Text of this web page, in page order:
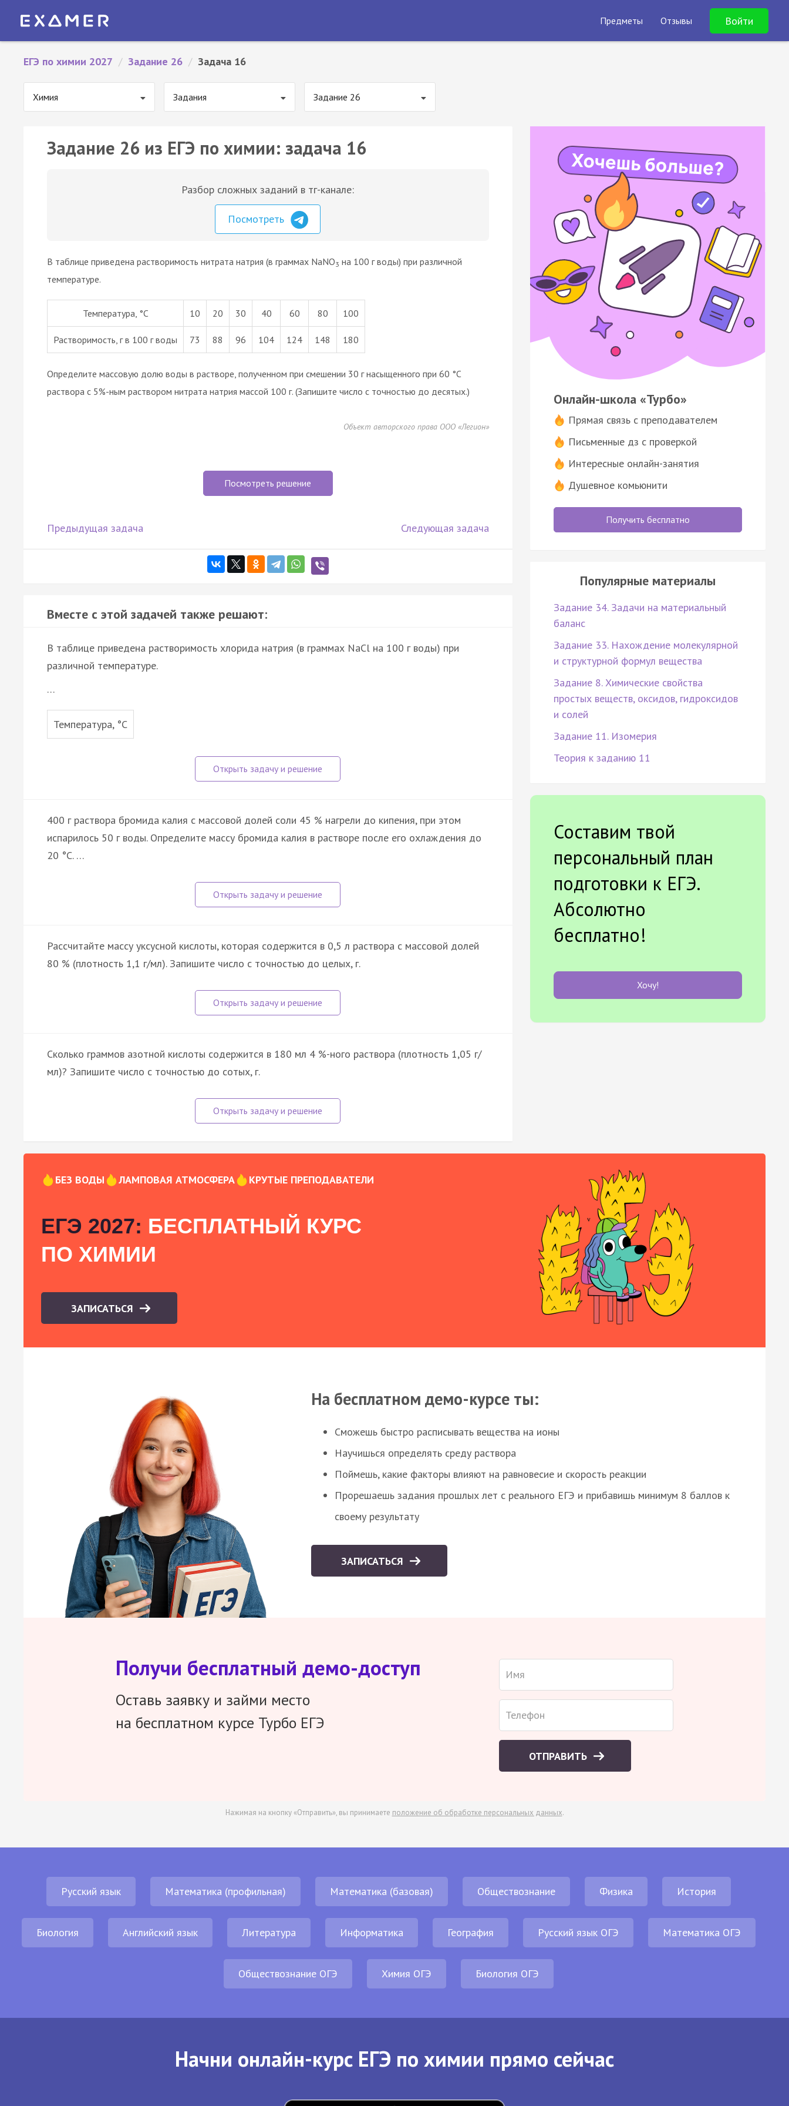
Предметы Отзывы Войти
ЕГЭ по химии 2027 / Задание 26 / Задача 16
Химия Задания Задание 26
Задание 26 из ЕГЭ по химии: задача 16
Разбор сложных заданий в тг-канале:
Посмотреть
В таблице приведена растворимость нитрата натрия (в граммах NaNO3 на 100 г воды) при различной
температуре.
Температура, °С 10 20 30 40 60 80 100
Растворимость, г в 100 г воды 73 88 96 104 124 148 180
Определите массовую долю воды в растворе, полученном при смешении 30 г насыщенного при 60 °C
раствора с 5%-ным раствором нитрата натрия массой 100 г. (Запишите число с точностью до десятых.)
Объект авторского права ООО «Легион»
Посмотреть решение
Предыдущая задача Следующая задача
Вместе с этой задачей также решают:
В таблице приведена растворимость хлорида натрия (в граммах NaCl на 100 г воды) при
различной температуре.
…
Температура, °С
400 г раствора бромида калия с массовой долей соли 45 % нагрели до кипения, при этом
испарилось 50 г воды. Определите массу бромида калия в растворе после его охлаждения до
20 °C. …
Рассчитайте массу уксусной кислоты, которая содержится в 0,5 л раствора с массовой долей
80 % (плотность 1,1 г/мл). Запишите число с точностью до целых, г.
Сколько граммов азотной кислоты содержится в 180 мл 4 %-ного раствора (плотность 1,05 г/
мл)? Запишите число с точностью до сотых, г.
Онлайн-школа «Турбо»
Прямая связь с преподавателем
Письменные дз с проверкой
Интересные онлайн-занятия
Душевное комьюнити
Получить бесплатно
Популярные материалы
Задание 34. Задачи на материальный
баланс
Задание 33. Нахождение молекулярной
и структурной формул вещества
Задание 8. Химические свойства
простых веществ, оксидов, гидроксидов
и солей
Задание 11. Изомерия
Теория к заданию 11
Составим твой
персональный план
подготовки к ЕГЭ.
Абсолютно
бесплатно!
Хочу!
БЕЗ ВОДЫ ЛАМПОВАЯ АТМОСФЕРА КРУТЫЕ ПРЕПОДАВАТЕЛИ
ЕГЭ 2027: БЕСПЛАТНЫЙ КУРС
ПО ХИМИИ
ЗАПИСАТЬСЯ
На бесплатном демо-курсе ты:
Сможешь быстро расписывать вещества на ионы
Научишься определять среду раствора
Поймешь, какие факторы влияют на равновесие и скорость реакции
Прорешаешь задания прошлых лет с реального ЕГЭ и прибавишь минимум 8 баллов к
своему результату
ЗАПИСАТЬСЯ
Получи бесплатный демо-доступ
Оставь заявку и займи место
на бесплатном курсе Турбо ЕГЭ
ОТПРАВИТЬ
Нажимая на кнопку «Отправить», вы принимаете положение об обработке персональных данных.
Русский язык Математика (профильная) Математика (базовая) Обществознание Физика История
Биология Английский язык Литература Информатика География Русский язык ОГЭ Математика ОГЭ
Обществознание ОГЭ Химия ОГЭ Биология ОГЭ
Начни онлайн-курс ЕГЭ по химии прямо сейчас